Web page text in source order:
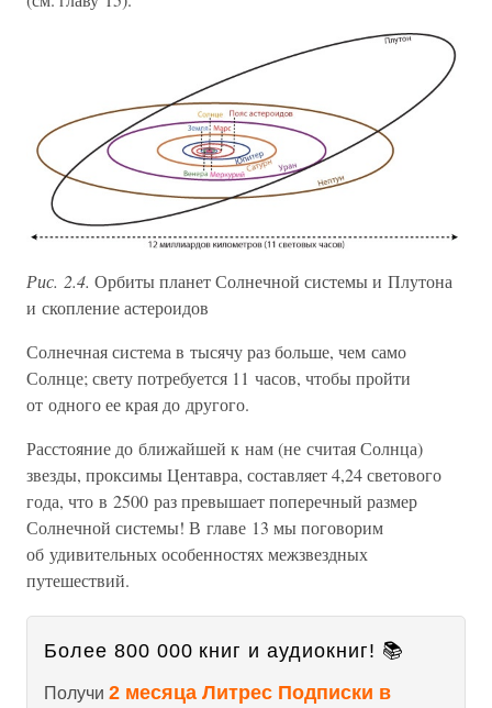
Рис. 2.4. Орбиты планет Солнечной системы и Плутона
и скопление астероидов
Солнечная система в тысячу раз больше, чем само
Солнце; свету потребуется 11 часов, чтобы пройти
от одного ее края до другого.
Расстояние до ближайшей к нам (не считая Солнца)
звезды, проксимы Центавра, составляет 4,24 светового
года, что в 2500 раз превышает поперечный размер
Солнечной системы! В главе 13 мы поговорим
об удивительных особенностях межзвездных
путешествий.
Более 800 000 книг и аудиокниг! 📚
Получи 2 месяца Литрес Подписки в